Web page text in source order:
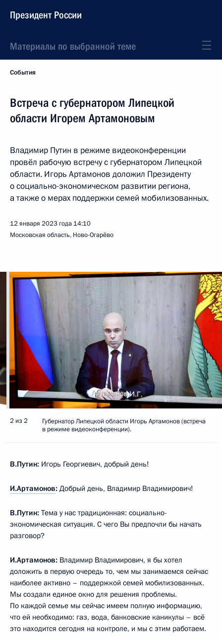
Президент России
Материалы по выбранной теме
События
Встреча с губернатором Липецкой
области Игорем Артамоновым
Владимир Путин в режиме видеоконференции
провёл рабочую встречу с губернатором Липецкой
области. Игорь Артамонов доложил Президенту
о социально-экономическом развитии региона,
а также о мерах поддержки семей мобилизованных.
12 января 2023 года 14:10
Московская область, Ново-Огарёво
2 из 2
Губернатор Липецкой области Игорь Артамонов (встреча
в режиме видеоконференции).
В.Путин: Игорь Георгиевич, добрый день!
И.Артамонов: Добрый день, Владимир Владимирович!
В.Путин: Тема у нас традиционная: социально-
экономическая ситуация. С чего Вы предпочли бы начать
разговор?
И.Артамонов: Владимир Владимирович, я бы хотел
доложить в первую очередь то, чем мы занимаемся сейчас
наиболее активно – поддержкой семей мобилизованных.
Мы создали единое окно для решения проблемы.
По каждой семье мы сейчас имеем полную информацию,
что ей необходимо: газ, вода, банковские каникулы – всё
это находится сегодня на контроле, и мы с этим работаем.